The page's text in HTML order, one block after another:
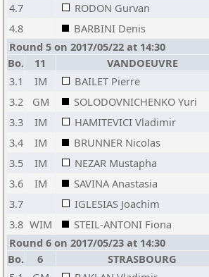
4.7
RODON Gurvan
4.8
BARBINI Denis
Round 5 on 2017/05/22 at 14:30
Bo.
11 VANDOEUVRE
3.1
IM BAILET Pierre
3.2
GM SOLODOVNICHENKO Yuri
3.3
IM HAMITEVICI Vladimir
3.4
IM BRUNNER Nicolas
3.5
IM NEZAR Mustapha
3.6
IM SAVINA Anastasia
3.7
IGLESIAS Joachim
3.8 WIM STEIL-ANTONI Fiona
Round 6 on 2017/05/23 at 14:30
Bo.
6 STRASBOURG